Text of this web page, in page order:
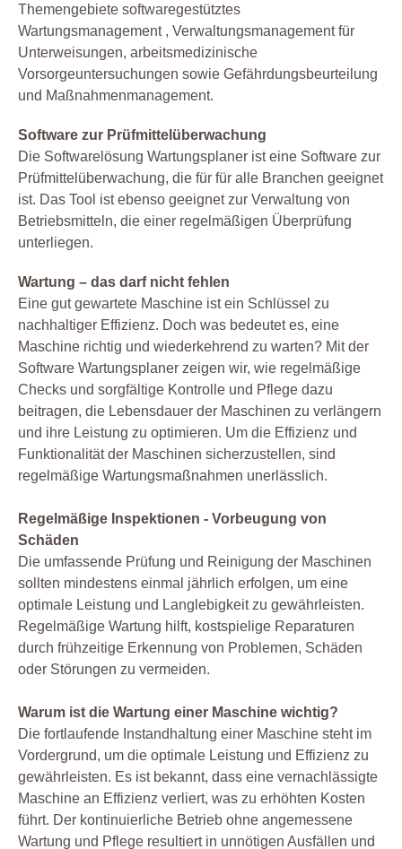
Themengebiete softwaregestütztes
Wartungsmanagement , Verwaltungsmanagement für
Unterweisungen, arbeitsmedizinische
Vorsorgeuntersuchungen sowie Gefährdungsbeurteilung
und Maßnahmenmanagement.
Software zur Prüfmittelüberwachung
Die Softwarelösung Wartungsplaner ist eine Software zur
Prüfmittelüberwachung, die für für alle Branchen geeignet
ist. Das Tool ist ebenso geeignet zur Verwaltung von
Betriebsmitteln, die einer regelmäßigen Überprüfung
unterliegen.
Wartung – das darf nicht fehlen
Eine gut gewartete Maschine ist ein Schlüssel zu
nachhaltiger Effizienz. Doch was bedeutet es, eine
Maschine richtig und wiederkehrend zu warten? Mit der
Software Wartungsplaner zeigen wir, wie regelmäßige
Checks und sorgfältige Kontrolle und Pflege dazu
beitragen, die Lebensdauer der Maschinen zu verlängern
und ihre Leistung zu optimieren. Um die Effizienz und
Funktionalität der Maschinen sicherzustellen, sind
regelmäßige Wartungsmaßnahmen unerlässlich.
Regelmäßige Inspektionen - Vorbeugung von
Schäden
Die umfassende Prüfung und Reinigung der Maschinen
sollten mindestens einmal jährlich erfolgen, um eine
optimale Leistung und Langlebigkeit zu gewährleisten.
Regelmäßige Wartung hilft, kostspielige Reparaturen
durch frühzeitige Erkennung von Problemen, Schäden
oder Störungen zu vermeiden.
Warum ist die Wartung einer Maschine wichtig?
Die fortlaufende Instandhaltung einer Maschine steht im
Vordergrund, um die optimale Leistung und Effizienz zu
gewährleisten. Es ist bekannt, dass eine vernachlässigte
Maschine an Effizienz verliert, was zu erhöhten Kosten
führt. Der kontinuierliche Betrieb ohne angemessene
Wartung und Pflege resultiert in unnötigen Ausfällen und